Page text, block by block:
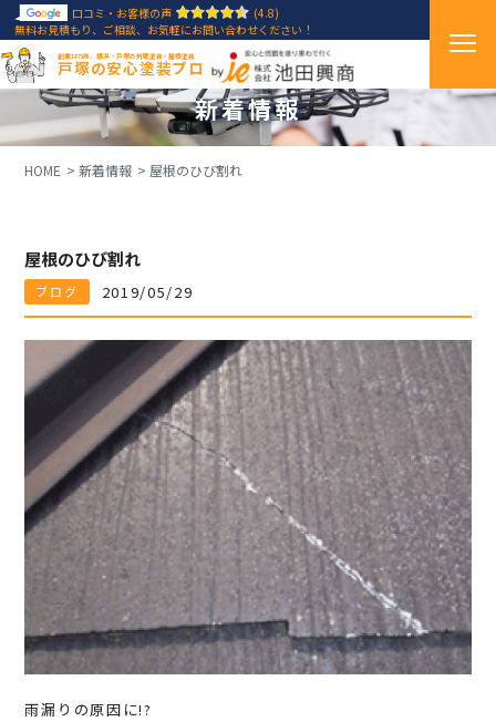
口コミ・お客様の声
(4.8)
無料お見積もり、ご相談、お気軽にお問い合わせください！
創業1971年、横浜・戸塚の外壁塗装・屋根塗装
戸塚の安心塗装プロ
新着情報
HOME 新着情報 屋根のひび割れ
屋根のひび割れ
ブログ 2019/05/29
雨漏りの原因に!?